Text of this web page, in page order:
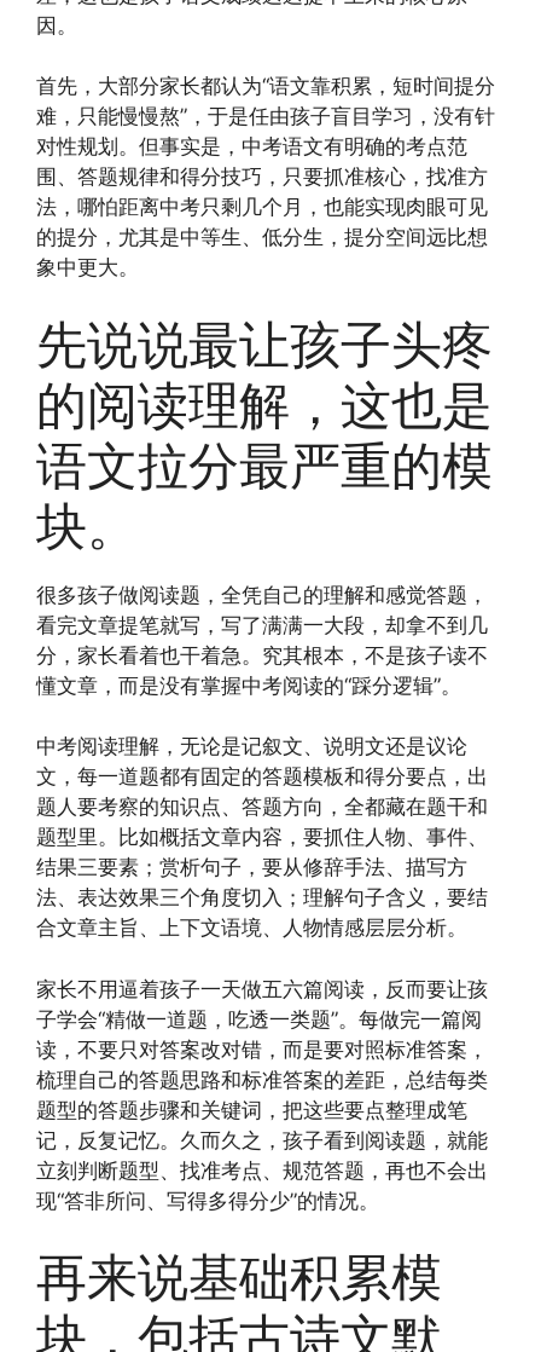
因。
首先，大部分家长都认为“语文靠积累，短时间提分
难，只能慢慢熬”，于是任由孩子盲目学习，没有针
对性规划。但事实是，中考语文有明确的考点范
围、答题规律和得分技巧，只要抓准核心，找准方
法，哪怕距离中考只剩几个月，也能实现肉眼可见
的提分，尤其是中等生、低分生，提分空间远比想
象中更大。
先说说最让孩子头疼
的阅读理解，这也是
语文拉分最严重的模
块。
很多孩子做阅读题，全凭自己的理解和感觉答题，
看完文章提笔就写，写了满满一大段，却拿不到几
分，家长看着也干着急。究其根本，不是孩子读不
懂文章，而是没有掌握中考阅读的“踩分逻辑”。
中考阅读理解，无论是记叙文、说明文还是议论
文，每一道题都有固定的答题模板和得分要点，出
题人要考察的知识点、答题方向，全都藏在题干和
题型里。比如概括文章内容，要抓住人物、事件、
结果三要素；赏析句子，要从修辞手法、描写方
法、表达效果三个角度切入；理解句子含义，要结
合文章主旨、上下文语境、人物情感层层分析。
家长不用逼着孩子一天做五六篇阅读，反而要让孩
子学会“精做一道题，吃透一类题”。每做完一篇阅
读，不要只对答案改对错，而是要对照标准答案，
梳理自己的答题思路和标准答案的差距，总结每类
题型的答题步骤和关键词，把这些要点整理成笔
记，反复记忆。久而久之，孩子看到阅读题，就能
立刻判断题型、找准考点、规范答题，再也不会出
现“答非所问、写得多得分少”的情况。
再来说基础积累模
块，包括古诗文默